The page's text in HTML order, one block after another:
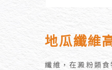
地瓜纖維
纖維，在澱粉類